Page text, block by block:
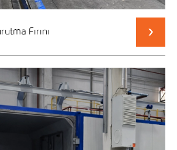
Fırını